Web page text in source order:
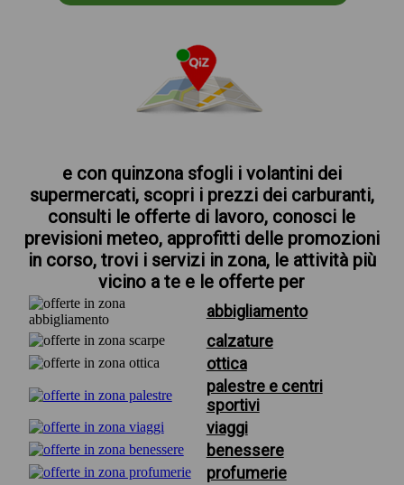
e con quinzona sfogli i volantini dei
supermercati, scopri i prezzi dei carburanti,
consulti le offerte di lavoro, conosci le
previsioni meteo, approfitti delle promozioni
in corso, trovi i servizi in zona, le attività più
vicino a te e le offerte per
abbigliamento
calzature
ottica
palestre e centri
sportivi
viaggi
benessere
profumerie